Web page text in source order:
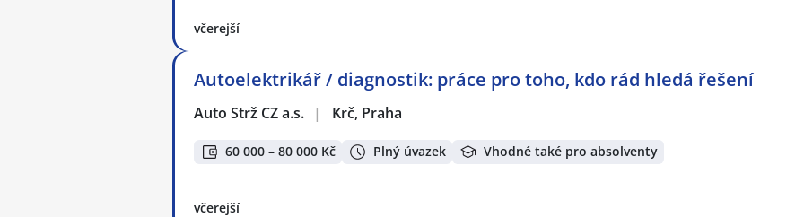
včerejší
Autoelektrikář / diagnostik: práce pro toho, kdo rád hledá řešení
Auto Strž CZ a.s. | Krč, Praha
60 000 – 80 000 Kč Plný úvazek Vhodné také pro absolventy
včerejší